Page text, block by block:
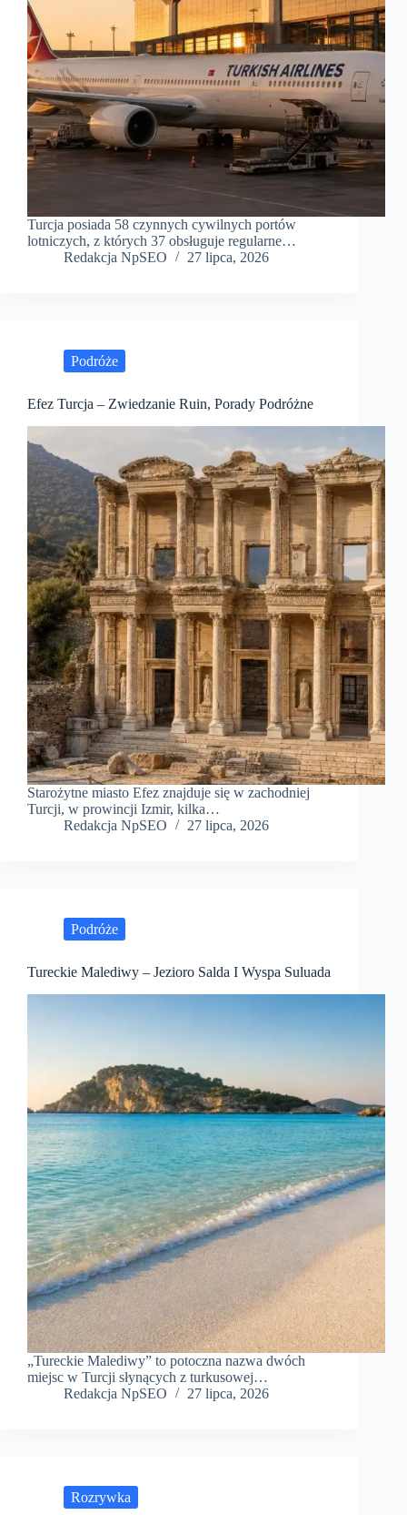
Turcja posiada 58 czynnych cywilnych portów
lotniczych, z których 37 obsługuje regularne…
Redakcja NpSEO
27 lipca, 2026
Podróże
Efez Turcja – Zwiedzanie Ruin, Porady Podróżne
Starożytne miasto Efez znajduje się w zachodniej
Turcji, w prowincji Izmir, kilka…
Redakcja NpSEO
27 lipca, 2026
Podróże
Tureckie Malediwy – Jezioro Salda I Wyspa Suluada
„Tureckie Malediwy” to potoczna nazwa dwóch
miejsc w Turcji słynących z turkusowej…
Redakcja NpSEO
27 lipca, 2026
Rozrywka